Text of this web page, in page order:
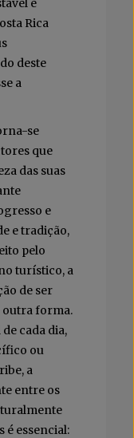
e
Rica
deste
a
se
que
das suas
e
e tradição,
pelo
turístico, a
de ser
outra forma.
cada dia,
ou
a
entre os
é essencial: